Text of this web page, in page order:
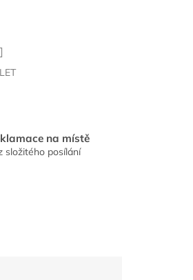
na místě
složitého posílání